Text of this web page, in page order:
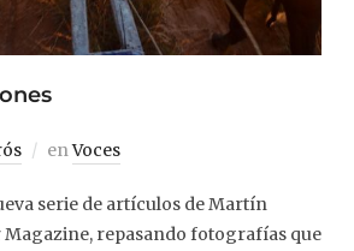
enVoces
serie de artículos de Martín
repasando fotografías que